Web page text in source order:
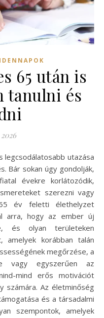
65 után is
tanulni és
Bár sokan úgy gondolják,
évekre korlátozódik,
szerezni vagy
év feletti élethelyzet
arra, hogy az ember új
és olyan területeken
amelyek korábban talán
megőrzése, a
vagy egyszerűen az
mind erős motivációt
számára. Az életminőség
és a társadalmi
szempontok, amelyek